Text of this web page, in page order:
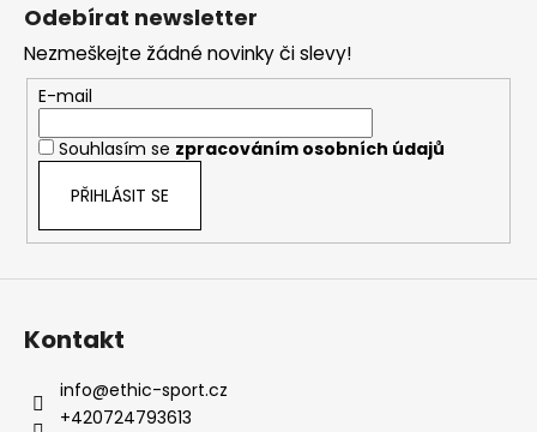
a
c
í
p
r
y
Odebírat newsletter
Nezmeškejte žádné novinky či slevy!
E-mail
Souhlasím se zpracováním osobních údajů
PŘIHLÁSIT SE
Kontakt
info@ethic-sport.cz
+420724793613